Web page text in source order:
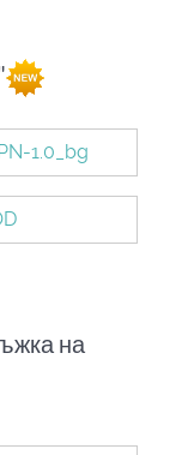
1.0_bg
на